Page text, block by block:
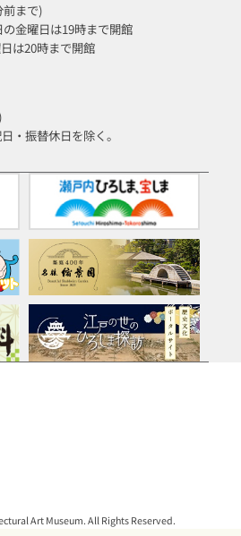
まで)
金曜日は19時まで開館
は20時まで開館
・振替休日を除く。
Art Museum. All Rights Reserved.